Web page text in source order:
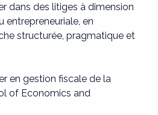
dans des litiges à dimension
entrepreneuriale, en
structurée, pragmatique et
en gestion fiscale de la
of Economics and